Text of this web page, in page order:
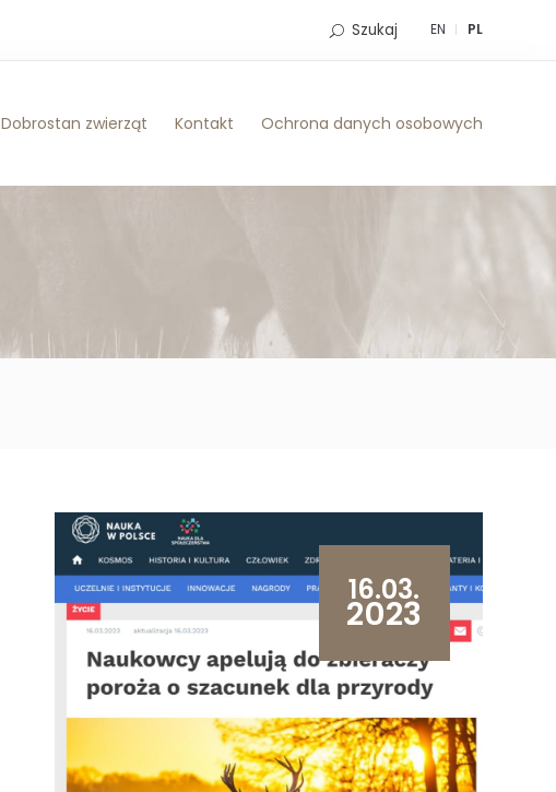
EN PL
Szukaj
Dobrostan zwierząt Kontakt Ochrona danych osobowych
16.03.
2023